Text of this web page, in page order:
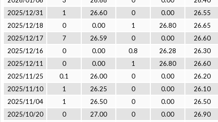
2025/12/31
1 26.60 0 0.00
26.55
2025/12/18
0 0.00 1 26.80
26.65
2025/12/17
7 26.59 0 0.00
26.60
2025/12/16
0 0.00 0.8 26.28
26.30
2025/12/11
0 0.00 1 26.80
26.60
2025/11/25
0.1 26.00 0 0.00
26.20
2025/11/10
1 26.25 0 0.00
26.10
2025/11/04
1 26.50 0 0.00
26.50
2025/10/20
0 27.00 0 0.00
26.90